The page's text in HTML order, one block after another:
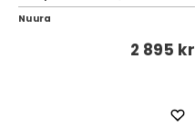
Nuura
2 895 kr